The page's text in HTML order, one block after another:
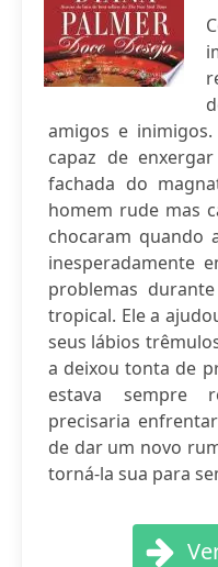
amigos e
capaz de
fachada do
homem rude mas
chocaram quando
inesperadamente
problemas
tropical. Ele a
seus lábios
a deixou tonta de
estava sempre
precisaria
de dar um novo
torná-la sua para